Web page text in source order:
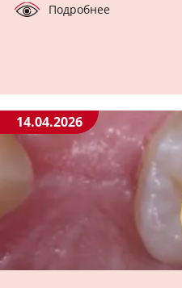
Подробнее
14.04.2026